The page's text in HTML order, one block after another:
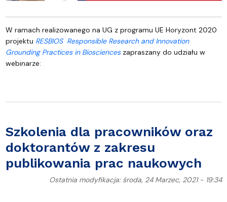
W ramach realizowanego na UG z programu UE Horyzont 2020
projektu RESBIOS Responsible Research and Innovation
Grounding Practices in Bioscienceszapraszany do udziału w
webinarze:
Szkolenia dla pracowników oraz
doktorantów z zakresu
publikowania prac naukowych
Ostatnia modyfikacja: środa, 24 Marzec, 2021 - 19:34